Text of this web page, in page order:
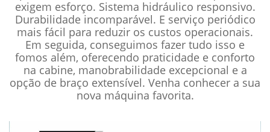
exigem esforço. Sistema hidráulico responsivo.
Durabilidade incomparável. E serviço periódico
mais fácil para reduzir os custos operacionais.
Em seguida, conseguimos fazer tudo isso e
fomos além, oferecendo praticidade e conforto
na cabine, manobrabilidade excepcional e a
opção de braço extensível. Venha conhecer a sua
nova máquina favorita.